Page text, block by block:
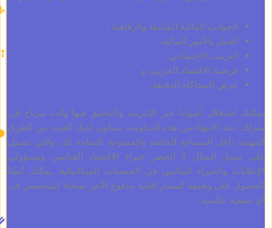
المالية الشاملة والرفاهية ،
بالأمور المالية،
الاجتماعي،
الاقتصاد الجزئي، و
المحاكاة الدقيقة.
أصولنا عبر الإنترنت والتدقيق فيها وأنت مرتاح في
الانتهاء من هذه الدبلومة، سيكون لديك العديد من الطرق
داخل المساحة الخاصة والمفتوحة المتاحة لك، والتي تشمل
المثال لا الحصر خبراء الاقتصاد القياسي ومسؤولي
والخبراء الماليين في الجمعيات الميكانيكية. يمكنك أيضًا
على وظيفة كمسار إقامة مدفوع الأجر بسخاء كمتخصص في
عالمية.
الاعتمادات:
الدراسية:
الدبلومة
الممنوحة:
EMBA -
الماجستير
التنفيذي
في
الاقتصاد
والتجارة
المزدوجة: